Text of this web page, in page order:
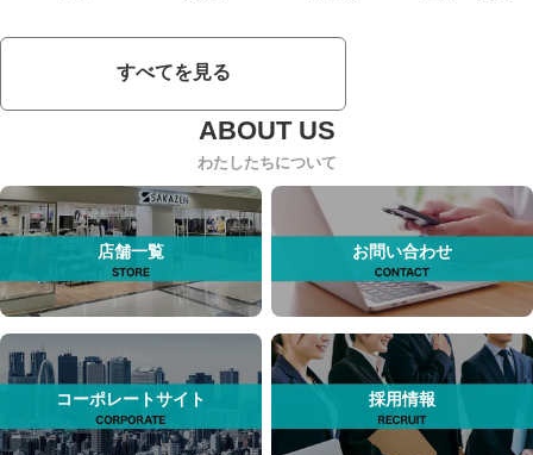
すべてを見る
わたしたちについて
店舗一覧 お問い合わせ
コーポレートサイト 採用情報